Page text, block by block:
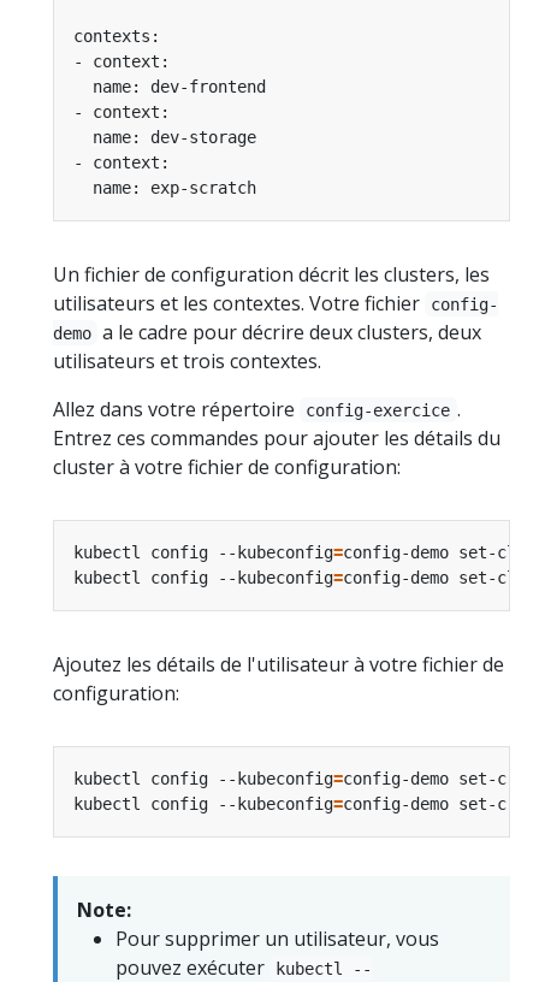
Un fichier de configuration décrit les clusters, les
utilisateurs et les contextes. Votre fichier
config-
demo a le cadre pour décrire deux clusters, deux
utilisateurs et trois contextes.
Allez dans votre répertoire
config-exercice .
Entrez ces commandes pour ajouter les détails du
cluster à votre fichier de configuration:
kubectl config --kubeconfig=config-demo set-
kubectl config --kubeconfig=config-demo set-
Ajoutez les détails de l'utilisateur à votre fichier de
configuration:
kubectl config --kubeconfig=config-demo set-
kubectl config --kubeconfig=config-demo set-
Note:
Pour supprimer un utilisateur, vous
pouvez exécuter
kubectl --